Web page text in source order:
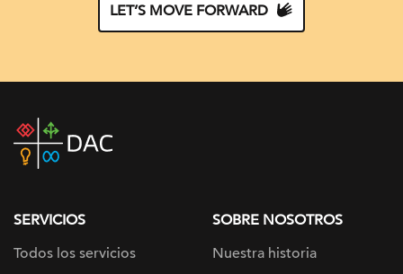
LET’S MOVE FORWARD
DAC
home
SERVICIOS
Todos los servicios
SOBRE NOSOTROS
Nuestra historia